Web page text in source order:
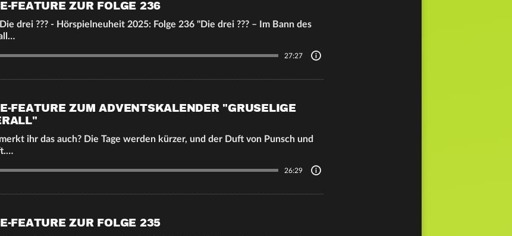
FEATURE ZUR FOLGE 236
drei ??? - Hörspielneuheit 2025: Folge 236 "Die drei ??? – Im Bann des
27:27
FEATURE ZUM ADVENTSKALENDER "GRUSELIGE
ihr das auch? Die Tage werden kürzer, und der Duft von Punsch und
26:29
FEATURE ZUR FOLGE 235